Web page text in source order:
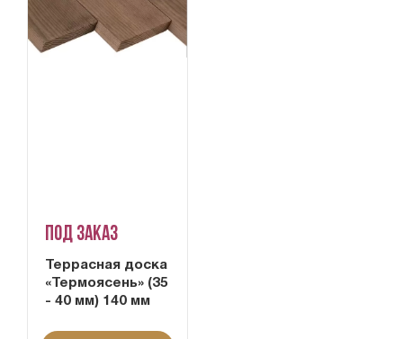
Под заказ
Террасная доска
«Термоясень» (35
- 40 мм) 140 мм